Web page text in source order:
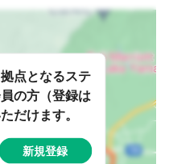
点となるステ
の方（登録は
だけます。
新規登録